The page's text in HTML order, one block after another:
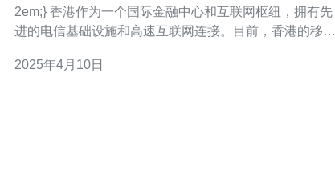
2em;} 香港作为一个国际金融中心和互联网枢纽，拥有先
进的电信基础设施和高速互联网连接。目前，香港的移动
示，香港的移动国际带宽占全球总量的10%，在亚太
2025年4月10日